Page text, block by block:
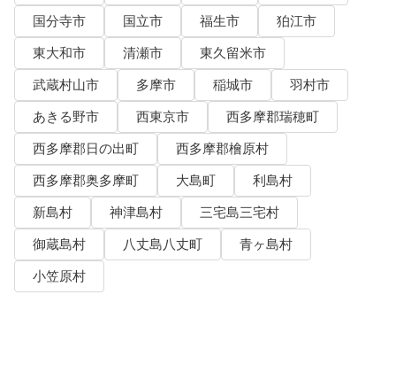
国分寺市
国立市 福生市
狛江市
東大和市
清瀬市
東久留米市
武蔵村山市
多摩市 稲城市
羽村市
あきる野市
西東京市
西多摩郡瑞穂町
西多摩郡日の出町
西多摩郡檜原村
西多摩郡奥多摩町
大島町
利島村
新島村
神津島村
三宅島三宅村
御蔵島村
八丈島八丈町
青ヶ島村
小笠原村